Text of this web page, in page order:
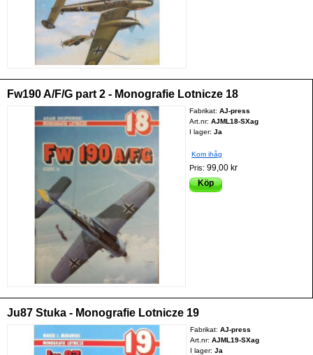
Fw190 A/F/G part 2 - Monografie Lotnicze 18
Fabrikat:AJ-press
Art.nr:AJML18-SXag
I lager: Ja
Kom ihåg
Pris:99,00 kr
Köp
Ju87 Stuka - Monografie Lotnicze 19
Fabrikat: AJ-press
Art.nr: AJML19-SXag
I lager: Ja